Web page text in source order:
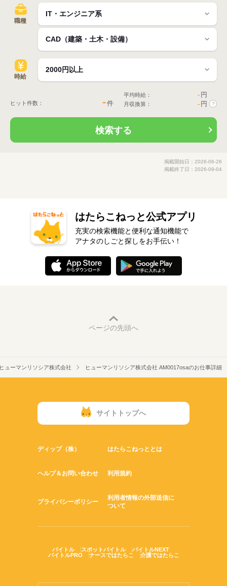
職種
時給
ヒット件数： -件
平均時給： - 円
月収換算： - 円 ?
検索する
掲載開始日：2026-06-26
掲載終了日：2026-09-04
はたらこねっと公式アプリ
充実の検索機能と便利な通知機能で
アナタのしごと探しをお手伝い！
ページの先頭へ
ューマンリソシア株式会社 ヒューマンリソシア株式会社 AM0017osaのお仕事詳細
サイトトップへ
ディップ（株） はたらこねっととは
ヘルプ＆お問い合わせ 利用規約
プライバシーポリシー
利用者情報の外部送信に
ついて
バイトル スポットバイトル
バイトルNEXT
バイトルPRO
ナースではたらこ 介護ではたらこ